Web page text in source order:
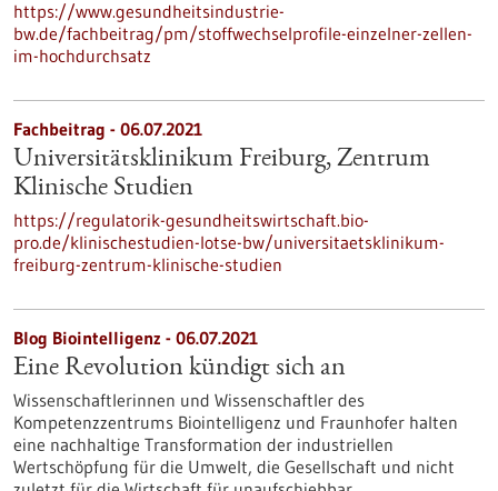
https://www.gesundheitsindustrie-
bw.de/fachbeitrag/pm/stoffwechselprofile-einzelner-zellen-
im-hochdurchsatz
Fachbeitrag - 06.07.2021
Universitätsklinikum Freiburg, Zentrum
Klinische Studien
https://regulatorik-gesundheitswirtschaft.bio-
pro.de/klinischestudien-lotse-bw/universitaetsklinikum-
freiburg-zentrum-klinische-studien
Blog Biointelligenz - 06.07.2021
Eine Revolution kündigt sich an
Wissenschaftlerinnen und Wissenschaftler des
Kompetenzzentrums Biointelligenz und Fraunhofer halten
eine nachhaltige Transformation der industriellen
Wertschöpfung für die Umwelt, die Gesellschaft und nicht